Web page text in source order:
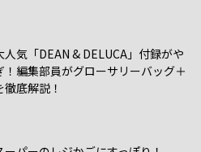
人気「DEAN & DELUCA」付録がや
！編集部員がグローサリーバッグ＋
底解説！